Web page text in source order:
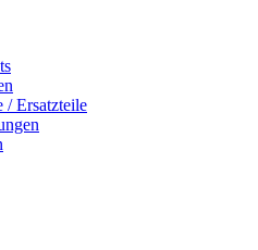
Ersatzteile